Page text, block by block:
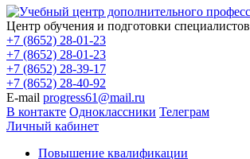
Центр обучения и подготовки специалистов
+7 (8652) 28-01-23
+7 (8652) 28-01-23
+7 (8652) 28-39-17
+7 (8652) 28-40-92
E-mail progress61@mail.ru
В контакте Одноклассники Телеграм
Личный кабинет
Повышение квалификации